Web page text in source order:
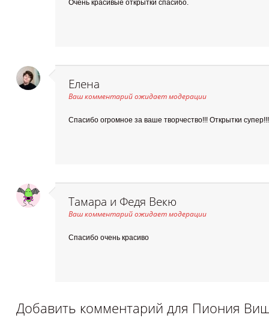
Очень красивые открытки спасибо.
Елена
Ваш комментарий ожидает модерации
Спасибо огромное за ваше творчество!!! Открытки
Тамара и Федя Векю
Ваш комментарий ожидает модерации
Спасибо очень красиво
Добавить комментарий для Пиония